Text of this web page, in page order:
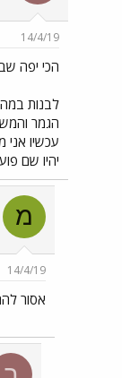
14/4/19
הכי יפה
לבנות במה
הגמר
עכשיו אני
יהיו שם
מ
14/4/19
אסור